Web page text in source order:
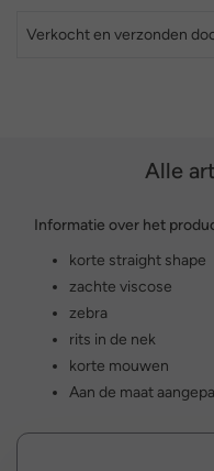
Verkocht en verzonden
Alle
Informatie over het
korte straight shape
zachte viscose
zebra
rits in de nek
korte mouwen
Aan de maat